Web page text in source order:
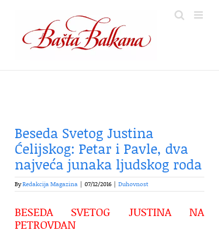
content
Beseda Svetog Justina
Ćelijskog: Petar i Pavle, dva
najveća junaka ljudskog roda
ByRedakcija Magazina 07/12/2016 Duhovnost
BESEDA SVETOG JUSTINA NA
PETROVDAN